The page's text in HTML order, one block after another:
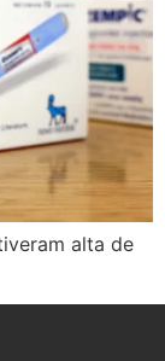
alta de